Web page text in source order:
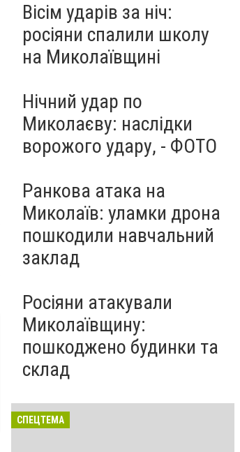
добу: оперативне зведення
ДСНС, - ФОТО
Вісім ударів за ніч:
росіяни спалили школу
на Миколаївщині
Нічний удар по
Миколаєву: наслідки
ворожого удару, - ФОТО
Ранкова атака на
Миколаїв: уламки дрона
пошкодили навчальний
заклад
Росіяни атакували
Миколаївщину:
пошкоджено будинки та
склад
СПЕЦТЕМА